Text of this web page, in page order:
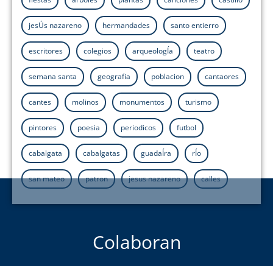
jesÚs nazareno hermandades santo entierro
escritores colegios arqueologÍa teatro
semana santa geografia poblacion cantaores
cantes molinos monumentos turismo
pintores poesia periodicos futbol
cabalgata cabalgatas guadaÍra rÍo
san mateo patron jesus nazareno calles
Colaboran